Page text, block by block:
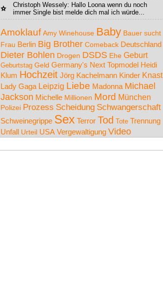
Christoph Wessely: Hallo Loona wenn du noch
immer Single bist melde dich mal ich würde...
Amoklauf Amy Winehouse Baby Bauer sucht
Frau Berlin Big Brother Comeback Deutschland
Dieter Bohlen Drogen DSDS Ehe Geburt
Geburtstag Geld Germany's Next Topmodel Heidi
Klum Hochzeit Jörg Kachelmann Kinder Knast
Lady Gaga Leipzig Liebe Madonna Michael
Jackson Michelle Millionen Mord München
Polizei Prozess Scheidung Schwangerschaft
Schweinegrippe Sex Terror Tod Tote Trennung
Unfall Urteil USA Vergewaltigung Video